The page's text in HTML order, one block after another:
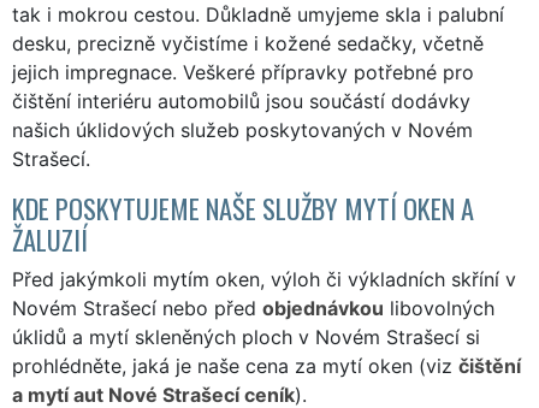
tak i mokrou cestou. Důkladně umyjeme skla i palubní
desku, precizně vyčistíme i kožené sedačky, včetně
jejich impregnace. Veškeré přípravky potřebné pro
čištění interiéru automobilů jsou součástí dodávky
našich úklidových služeb poskytovaných v Novém
Strašecí.
KDE POSKYTUJEME NAŠE SLUŽBY MYTÍ OKEN A
ŽALUZIÍ
Před jakýmkoli mytím oken, výloh či výkladních skříní v
Novém Strašecí nebo před objednávkou libovolných
úklidů a mytí skleněných ploch v Novém Strašecí si
prohlédněte, jaká je naše cena za mytí oken (viz čištění
a mytí aut Nové Strašecí ceník).